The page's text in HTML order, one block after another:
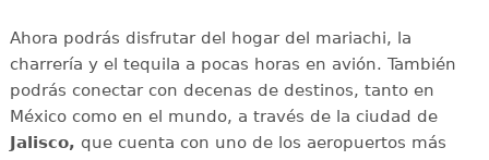
Ahora podrás disfrutar del hogar del mariachi, la
charrería y el tequila a pocas horas en avión. También
podrás conectar con decenas de destinos, tanto en
México como en el mundo, a través de la ciudad de
Jalisco, que cuenta con uno de los aeropuertos más